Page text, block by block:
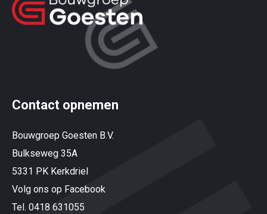
Contact opnemen
Bouwgroep Goesten B.V.
Bulkseweg 35A
5331 PK Kerkdriel
Volg ons op Facebook
Tel. 0418 631055